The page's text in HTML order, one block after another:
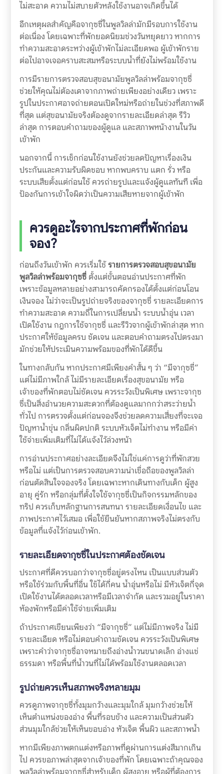
ไม่สะอาด ความไม่สบายตัวหลังใช้งานอาจเกิดขึ้นได้
อีกเหตุผลสำคัญคือจากุซซี่ในพูลวิลล่ามักมีรอบการใช้งาน
ต่อเนื่อง โดยเฉพาะที่พักยอดนิยมช่วงวันหยุดยาว หากการ
ทำความสะอาดระหว่างผู้เข้าพักไม่ละเอียดพอ ผู้เข้าพักราย
ต่อไปอาจเจอคราบสะสมหรือระบบน้ำที่ยังไม่พร้อมใช้งาน
การมีรายการตรวจสอบสุขอนามัยพูลวิลล่าพร้อมจากุซซี่
ช่วยให้คุณไม่ต้องเดาจากภาพถ่ายเพียงอย่างเดียว เพราะ
รูปในประกาศอาจถ่ายตอนเปิดใหม่หรือถ่ายในช่วงที่สภาพดี
ที่สุด แต่สุขอนามัยจริงต้องดูจากรายละเอียดล่าสุด รีวิว
ล่าสุด การตอบคำถามของผู้ดูแล และสภาพหน้างานในวัน
เข้าพัก
นอกจากนี้ การเช็กก่อนใช้งานยังช่วยลดปัญหาเรื่องเงิน
ประกันและความรับผิดชอบ หากพบคราบ แตก รั่ว หรือ
ระบบเสียตั้งแต่ก่อนใช้ ควรถ่ายรูปและแจ้งผู้ดูแลทันที เพื่อ
ป้องกันการเข้าใจผิดว่าเป็นความเสียหายจากผู้เข้าพัก
ควรดูอะไรจากประกาศที่พักก่อน
จอง?
ก่อนถึงวันเข้าพัก ควรเริ่มใช้รายการตรวจสอบสุขอนามัย
พูลวิลล่าพร้อมจากุซซี่ตั้งแต่ขั้นตอนอ่านประกาศที่พัก
เพราะข้อมูลหลายอย่างสามารถคัดกรองได้ตั้งแต่ก่อนโอน
เงินจอง ไม่ว่าจะเป็นรูปถ่ายจริงของจากุซซี่ รายละเอียดการ
ทำความสะอาด ความถี่ในการเปลี่ยนน้ำ ระบบน้ำอุ่น เวลา
เปิดใช้งาน กฎการใช้จากุซซี่ และรีวิวจากผู้เข้าพักล่าสุด หาก
ประกาศให้ข้อมูลครบ ชัดเจน และตอบคำถามตรงไปตรงมา
มักช่วยให้ประเมินความพร้อมของที่พักได้ดีขึ้น
ในทางกลับกัน หากประกาศมีเพียงคำสั้น ๆ ว่า “มีจากุซซี่”
แต่ไม่มีภาพใกล้ ไม่มีรายละเอียดเรื่องสุขอนามัย หรือ
เจ้าของที่พักตอบไม่ชัดเจน ควรระวังเป็นพิเศษ เพราะจากุซ
ซี่เป็นสิ่งอำนวยความสะดวกที่ต้องดูแลมากกว่าสระว่ายน้ำ
ทั่วไป การตรวจตั้งแต่ก่อนจองจึงช่วยลดความเสี่ยงที่จะเจอ
ปัญหาน้ำขุ่น กลิ่นผิดปกติ ระบบหัวเจ็ตไม่ทำงาน หรือมีค่า
ใช้จ่ายเพิ่มเติมที่ไม่ได้แจ้งไว้ล่วงหน้า
การอ่านประกาศอย่างละเอียดจึงไม่ใช่แค่การดูว่าที่พักสวย
หรือไม่ แต่เป็นการตรวจสอบความน่าเชื่อถือของพูลวิลล่า
ก่อนตัดสินใจจองจริง โดยเฉพาะหากเดินทางกับเด็ก ผู้สูง
อายุ คู่รัก หรือกลุ่มที่ตั้งใจใช้จากุซซี่เป็นกิจกรรมหลักของ
ทริป ควรเก็บหลักฐานการสนทนา รายละเอียดเงื่อนไข และ
ภาพประกาศไว้เสมอ เพื่อใช้ยืนยันหากสภาพจริงไม่ตรงกับ
ข้อมูลที่แจ้งไว้ก่อนเข้าพัก.
รายละเอียดจากุซซี่ในประกาศต้องชัดเจน
ประกาศที่ดีควรบอกว่าจากุซซี่อยู่ตรงไหน เป็นแบบส่วนตัว
หรือใช้ร่วมกับพื้นที่อื่น ใช้ได้กี่คน น้ำอุ่นหรือไม่ มีหัวเจ็ตกี่จุด
เปิดใช้งานได้ตลอดเวลาหรือมีเวลาจำกัด และรวมอยู่ในราคา
ห้องพักหรือมีค่าใช้จ่ายเพิ่มเติม
ถ้าประกาศเขียนเพียงว่า “มีจากุซซี่” แต่ไม่มีภาพจริง ไม่มี
รายละเอียด หรือไม่ตอบคำถามชัดเจน ควรระวังเป็นพิเศษ
เพราะคำว่าจากุซซี่อาจหมายถึงอ่างน้ำวนขนาดเล็ก อ่างแช่
ธรรมดา หรือพื้นที่น้ำวนที่ไม่ได้พร้อมใช้งานตลอดเวลา
รูปถ่ายควรเห็นสภาพจริงหลายมุม
ควรดูภาพจากุซซี่ทั้งมุมกว้างและมุมใกล้ มุมกว้างช่วยให้
เห็นตำแหน่งของอ่าง พื้นที่รอบข้าง และความเป็นส่วนตัว
ส่วนมุมใกล้ช่วยให้เห็นขอบอ่าง หัวเจ็ต พื้นผิว และสภาพน้ำ
หากมีเพียงภาพตกแต่งหรือภาพที่ดูผ่านการแต่งสีมากเกิน
ไป ควรขอภาพล่าสุดจากเจ้าของที่พัก โดยเฉพาะถ้าคุณจอง
พูลวิลล่าพร้อมจากุซซี่สำหรับเด็ก ผู้สูงอายุ หรือผู้ที่ต้องการ